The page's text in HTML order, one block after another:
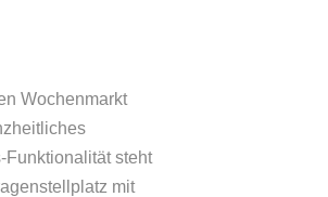
Wochenmarkt
steht
mit